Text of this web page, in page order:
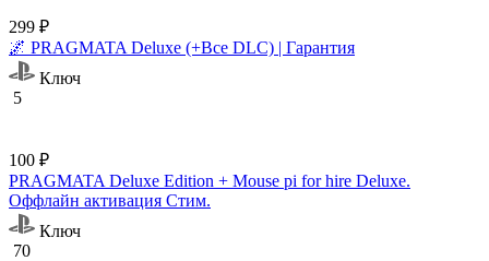
299 ₽
🌌 PRAGMATA Deluxe (+Все DLC) | Гарантия
Ключ
5
100 ₽
PRAGMATA Deluxe Edition + Mouse pi for hire Deluxe.
Оффлайн активация Cтим.
Ключ
70